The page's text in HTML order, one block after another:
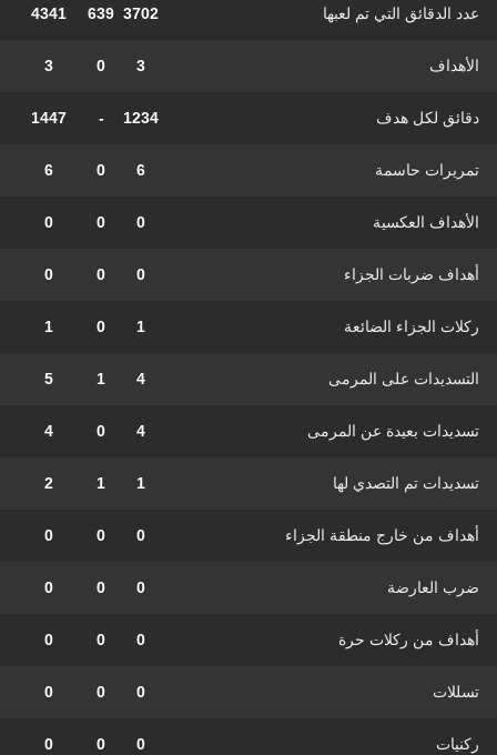
عدد الدقائق التي تم لعبها 3702
639
4341
الأهداف 3
0
3
دقائق لكل هدف 1234
-
1447
تمريرات حاسمة 6
0
6
الأهداف العكسية 0
0
0
أهداف ضربات الجزاء 0
0
0
ركلات الجزاء الضائعة 1
0
1
التسديدات على المرمى 4
1
5
تسديدات بعيدة عن المرمى 4
0
4
تسديدات تم التصدي لها 1
1
2
أهداف من خارج منطقة الجزاء 0
0
0
ضرب العارضة 0
0
0
أهداف من ركلات حرة 0
0
0
تسللات 0
0
0
ركنيات 0
0
0